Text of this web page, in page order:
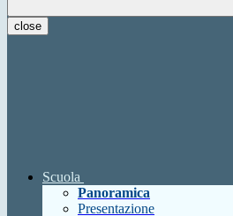
close
Scuola
Panoramica
Presentazione